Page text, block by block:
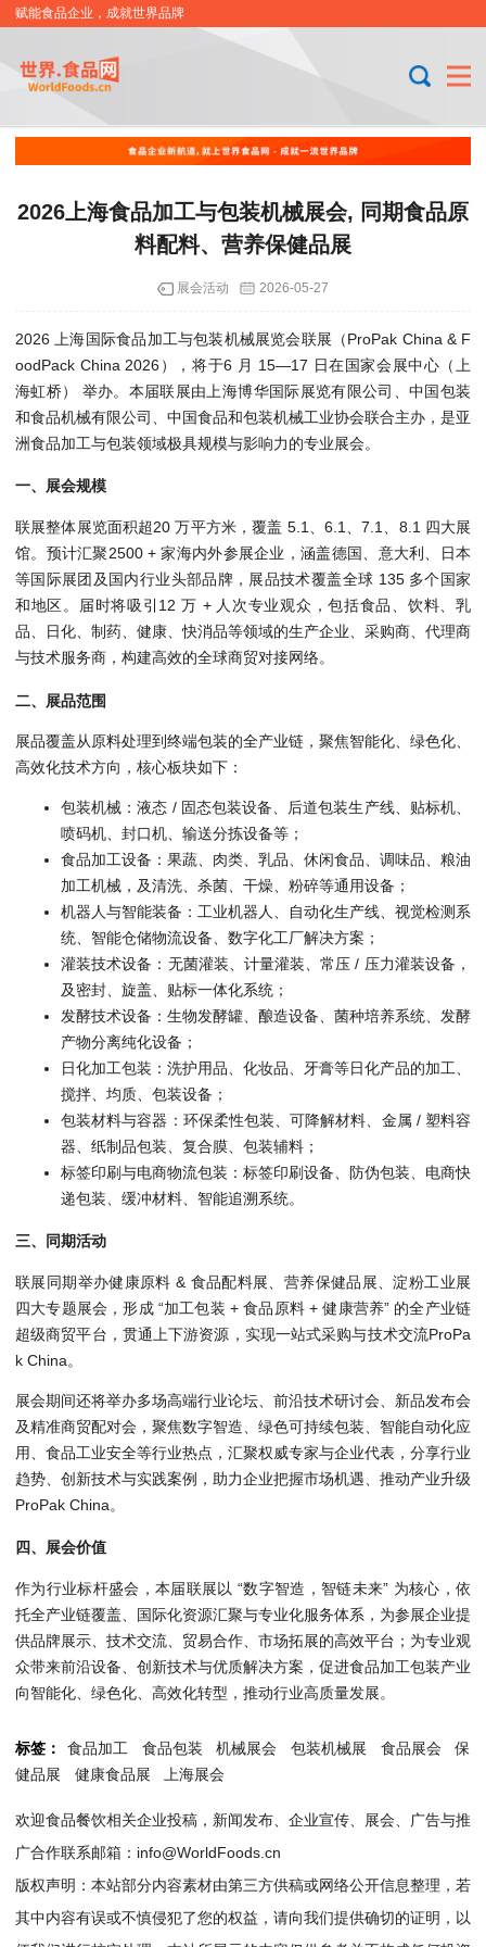
赋能食品企业，成就世界品牌
2026上海食品加工与包装机械展会, 同期食品原
料配料、营养保健品展
展会活动 2026-05-27
2026 上海国际食品加工与包装机械展览会联展（ProPak China & F
oodPack China 2026），将于6 月 15—17 日在国家会展中心（上
海虹桥） 举办。本届联展由上海博华国际展览有限公司、中国包装
和食品机械有限公司、中国食品和包装机械工业协会联合主办，是亚
洲食品加工与包装领域极具规模与影响力的专业展会。
一、展会规模
联展整体展览面积超20 万平方米，覆盖 5.1、6.1、7.1、8.1 四大展
馆。预计汇聚2500 + 家海内外参展企业，涵盖德国、意大利、日本
等国际展团及国内行业头部品牌，展品技术覆盖全球 135 多个国家
和地区。届时将吸引12 万 + 人次专业观众，包括食品、饮料、乳
品、日化、制药、健康、快消品等领域的生产企业、采购商、代理商
与技术服务商，构建高效的全球商贸对接网络。
二、展品范围
展品覆盖从原料处理到终端包装的全产业链，聚焦智能化、绿色化、
高效化技术方向，核心板块如下：
包装机械：液态 / 固态包装设备、后道包装生产线、贴标机、
喷码机、封口机、输送分拣设备等；
食品加工设备：果蔬、肉类、乳品、休闲食品、调味品、粮油
加工机械，及清洗、杀菌、干燥、粉碎等通用设备；
机器人与智能装备：工业机器人、自动化生产线、视觉检测系
统、智能仓储物流设备、数字化工厂解决方案；
灌装技术设备：无菌灌装、计量灌装、常压 / 压力灌装设备，
及密封、旋盖、贴标一体化系统；
发酵技术设备：生物发酵罐、酿造设备、菌种培养系统、发酵
产物分离纯化设备；
日化加工包装：洗护用品、化妆品、牙膏等日化产品的加工、
搅拌、均质、包装设备；
包装材料与容器：环保柔性包装、可降解材料、金属 / 塑料容
器、纸制品包装、复合膜、包装辅料；
标签印刷与电商物流包装：标签印刷设备、防伪包装、电商快
递包装、缓冲材料、智能追溯系统。
三、同期活动
联展同期举办健康原料 & 食品配料展、营养保健品展、淀粉工业展
四大专题展会，形成 “加工包装 + 食品原料 + 健康营养” 的全产业链
超级商贸平台，贯通上下游资源，实现一站式采购与技术交流ProPa
k China。
展会期间还将举办多场高端行业论坛、前沿技术研讨会、新品发布会
及精准商贸配对会，聚焦数字智造、绿色可持续包装、智能自动化应
用、食品工业安全等行业热点，汇聚权威专家与企业代表，分享行业
趋势、创新技术与实践案例，助力企业把握市场机遇、推动产业升级
ProPak China。
四、展会价值
作为行业标杆盛会，本届联展以 “数字智造，智链未来” 为核心，依
托全产业链覆盖、国际化资源汇聚与专业化服务体系，为参展企业提
供品牌展示、技术交流、贸易合作、市场拓展的高效平台；为专业观
众带来前沿设备、创新技术与优质解决方案，促进食品加工包装产业
向智能化、绿色化、高效化转型，推动行业高质量发展。
标签： 食品加工 食品包装 机械展会 包装机械展 食品展会
保
健品展
健康食品展 上海展会
欢迎食品餐饮相关企业投稿，新闻发布、企业宣传、展会、广告与推
广合作联系邮箱：info@WorldFoods.cn
版权声明：本站部分内容素材由第三方供稿或网络公开信息整理，若
其中内容有误或不慎侵犯了您的权益，请向我们提供确切的证明，以